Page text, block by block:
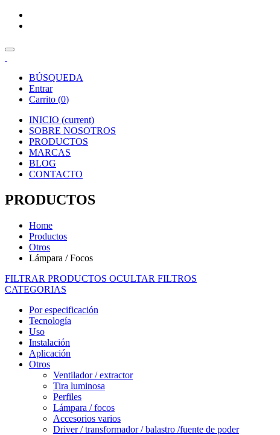
BÚSQUEDA
Entrar
Carrito (0)
INICIO (current)
SOBRE NOSOTROS
PRODUCTOS
MARCAS
BLOG
CONTACTO
PRODUCTOS
Home
Productos
Otros
Lámpara / Focos
FILTRAR PRODUCTOS OCULTAR FILTROS
CATEGORIAS
Por especificación
Tecnología
Uso
Instalación
Aplicación
Otros
Ventilador / extractor
Tira luminosa
Perfiles
Lámpara / focos
Accesorios varios
Driver / transformador / balastro /fuente de poder